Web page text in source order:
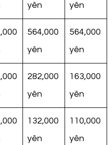
yên
yên
564,000
yên
564,000
yên
282,000
yên
163,000
yên
132,000
yên
110,000
yên